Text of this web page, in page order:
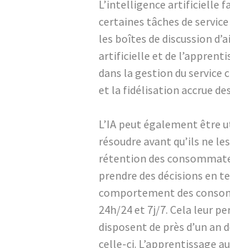
L’intelligence artificielle
certaines tâches de
les boîtes de discussion
artificielle et de
dans la gestion du service
et la fidélisation accrue
L’IA peut également être
résoudre avant qu’ils ne
rétention des
prendre des décisions en
comportement des
24h/24 et 7j/7. Cela leur
disposent de près d’un
celle-ci. L’apprentissage